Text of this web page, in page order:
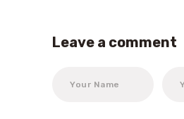
Leave a comment